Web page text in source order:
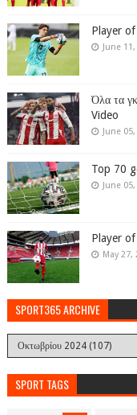
Player of
June
Όλα τα
Video
June
Top 70
June
Player
May 27,
SPORT365 ARCHIVE
SPORT TAGS